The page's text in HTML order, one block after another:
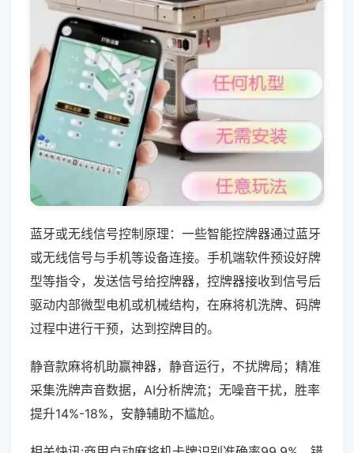
蓝牙或无线信号控制原理：一些智能控牌器通过蓝牙
或无线信号与手机等设备连接。手机端软件预设好牌
型等指令，发送信号给控牌器，控牌器接收到信号后
驱动内部微型电机或机械结构，在麻将机洗牌、码牌
过程中进行干预，达到控牌目的。
静音款麻将机助赢神器，静音运行，不扰牌局；精准
采集洗牌声音数据，AI分析牌流；无噪音干扰，胜率
提升14%-18%，安静辅助不尴尬。